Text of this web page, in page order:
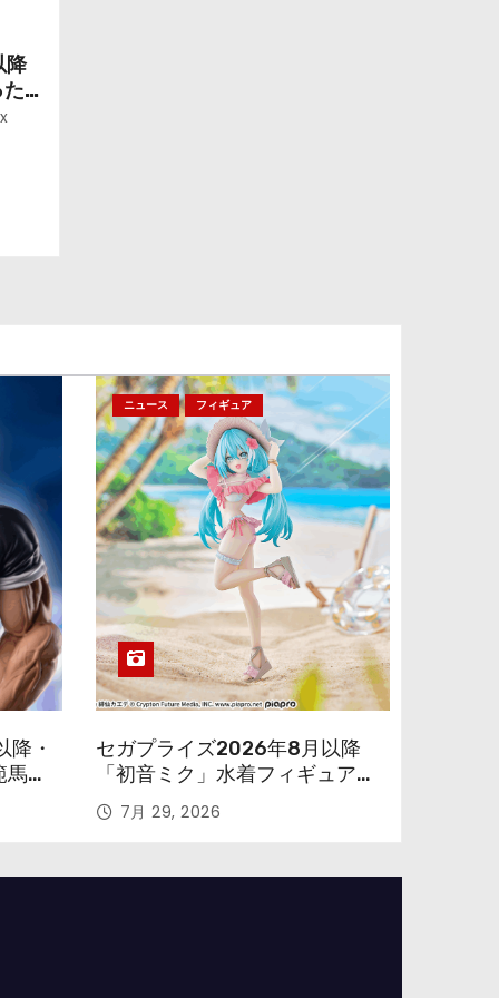
降
ら
」
・
勇
ニュース フィギュア
セガプライズ2026年8月以降
「初音ミク」水着フィギュアが
色味を変えて再登場！
7月 29, 2026